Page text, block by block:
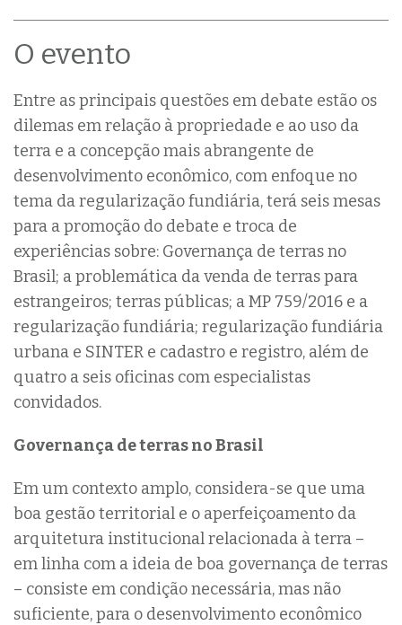
O evento
Entre as principais questões em debate estão os
dilemas em relação à propriedade e ao uso da
terra e a concepção mais abrangente de
desenvolvimento econômico, com enfoque no
tema da regularização fundiária, terá seis mesas
para a promoção do debate e troca de
experiências sobre: Governança de terras no
Brasil; a problemática da venda de terras para
estrangeiros; terras públicas; a MP 759/2016 e a
regularização fundiária; regularização fundiária
urbana e SINTER e cadastro e registro, além de
quatro a seis oficinas com especialistas
convidados.
Governança de terras no Brasil
Em um contexto amplo, considera-se que uma
boa gestão territorial e o aperfeiçoamento da
arquitetura institucional relacionada à terra –
em linha com a ideia de boa governança de terras
– consiste em condição necessária, mas não
suficiente, para o desenvolvimento econômico